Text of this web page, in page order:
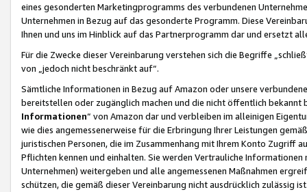
eines gesonderten Marketingprogramms des verbundenen
Unternehmen in Bezug auf das gesonderte Programm. Diese
Ihnen und uns im Hinblick auf das Partnerprogramm dar und ersetzt
Für die Zwecke dieser Vereinbarung verstehen sich die Begriffe
von „jedoch nicht beschränkt auf“.
Sämtliche Informationen in Bezug auf Amazon oder unsere
bereitstellen oder zugänglich machen und die nicht öffentlich
Informationen“ von Amazon dar und verbleiben im alleinigen
wie dies angemessenerweise für die Erbringung Ihrer Leistungen
juristischen Personen, die im Zusammenhang mit Ihrem Konto
Pflichten kennen und einhalten. Sie werden Vertrauliche
Unternehmen) weitergeben und alle angemessenen Maßnahmen
schützen, die gemäß dieser Vereinbarung nicht ausdrücklich zulässig